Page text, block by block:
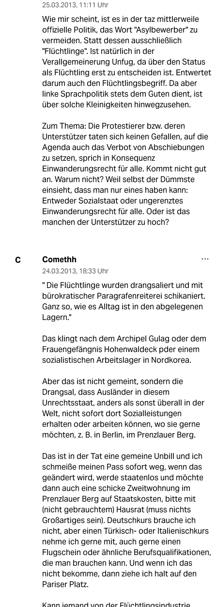
25.03.2013, 11:11 Uhr
Wie mir scheint, ist es in der taz mittlerweile
offizielle Politik, das Wort "Asylbewerber" zu
vermeiden. Statt dessen ausschließlich
"Flüchtlinge". Ist natürlich in der
Verallgemeinerung Unfug, da über den Status
als Flüchtling erst zu entscheiden ist. Entwertet
darum auch den Flüchtlingsbegriff. Da aber
linke Sprachpolitik stets dem Guten dient, ist
über solche Kleinigkeiten hinwegzusehen.
Zum Thema: Die Protestierer bzw. deren
Unterstützer taten sich keinen Gefallen, auf die
Agenda auch das Verbot von Abschiebungen
zu setzen, sprich in Konsequenz
Einwanderungsrecht für alle. Kommt nicht gut
an. Warum nicht? Weil selbst der Dümmste
einsieht, dass man nur eines haben kann:
Entweder Sozialstaat oder ungerenztes
Einwanderungsrecht für alle. Oder ist das
manchen der Unterstützer zu hoch?
C Comethh
24.03.2013, 18:33 Uhr
" Die Flüchtlinge wurden drangsaliert und mit
bürokratischer Paragrafenreiterei schikaniert.
Ganz so, wie es Alltag ist in den abgelegenen
Lagern."
Das klingt nach dem Archipel Gulag oder dem
Frauengefängnis Hohenwaldeck pder einem
sozialistischen Arbeitslager in Nordkorea.
Aber das ist nicht gemeint, sondern die
Drangsal, dass Ausländer in diesem
Unrechtsstaat, anders als sonst überall in der
Welt, nicht sofort dort Sozialleistungen
erhalten oder arbeiten können, wo sie gerne
möchten, z. B. in Berlin, im Prenzlauer Berg.
Das ist in der Tat eine gemeine Unbill und ich
schmeiße meinen Pass sofort weg, wenn das
geändert wird, werde staatenlos und möchte
dann auch eine schicke Zweitwohnung im
Prenzlauer Berg auf Staatskosten, bitte mit
(nicht gebrauchtem) Hausrat (muss nichts
Großartiges sein). Deutschkurs brauche ich
nicht, aber einen Türkisch- oder Italienischkurs
nehme ich gerne mit, auch gerne einen
Flugschein oder ähnliche Berufsqualifikationen,
die man brauchen kann. Und wenn ich das
nicht bekomme, dann ziehe ich halt auf den
Pariser Platz.